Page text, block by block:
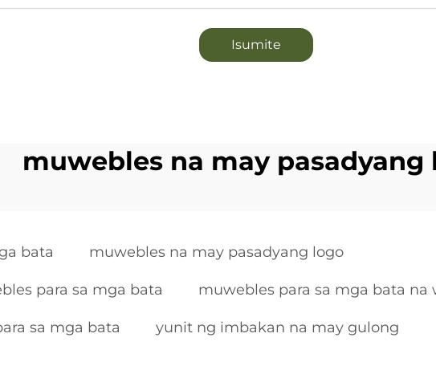
Isumite
muwebles na may pasadyang
bata muwebles na may pasadyang logo
para sa mga bata muwebles para sa mga bata na
sa mga bata yunit ng imbakan na may gulong